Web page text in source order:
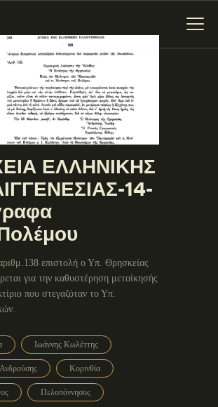
ΕΛΛΗΝΙΚΗΣ
14-
επιστολή ο Υπ. Θρησκείας
για την καθυστέρηση μετοίκησής
που στεγαζόταν το Υπ.
Ιωάννης Κωλέττης
Κορινθία
Πελοπόννησος